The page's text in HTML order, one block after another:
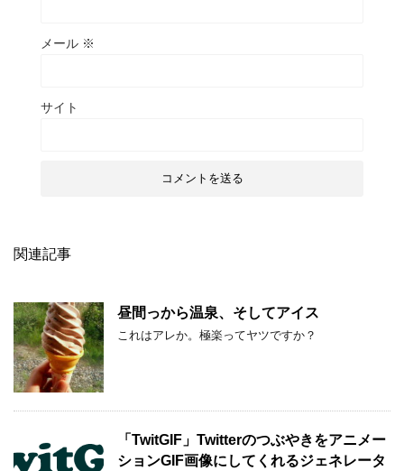
メール ※
サイト
関連記事
昼間っから温泉、そしてアイス
これはアレか。極楽ってヤツですか？
「TwitGIF」Twitterのつぶやきをアニメー
ションGIF画像にしてくれるジェネレータ